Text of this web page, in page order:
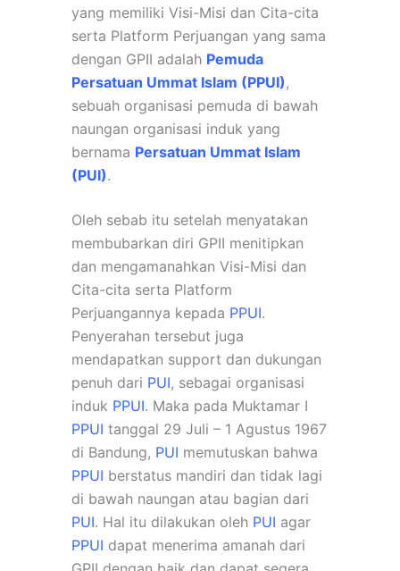
yang memiliki Visi-Misi dan Cita-cita
serta Platform Perjuangan yang sama
dengan GPII adalah Pemuda
Persatuan Ummat Islam (PPUI),
sebuah organisasi pemuda di bawah
naungan organisasi induk yang
bernama Persatuan Ummat Islam
(PUI).
Oleh sebab itu setelah menyatakan
membubarkan diri GPII menitipkan
dan mengamanahkan Visi-Misi dan
Cita-cita serta Platform
Perjuangannya kepada PPUI.
Penyerahan tersebut juga
mendapatkan support dan dukungan
penuh dari PUI, sebagai organisasi
induk PPUI. Maka pada Muktamar I
PPUI tanggal 29 Juli – 1 Agustus 1967
di Bandung, PUI memutuskan bahwa
PPUI berstatus mandiri dan tidak lagi
di bawah naungan atau bagian dari
PUI. Hal itu dilakukan oleh PUI agar
PPUI dapat menerima amanah dari